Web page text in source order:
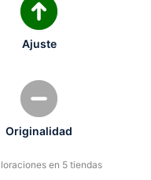
Ajuste
Originalidad
en 5 tiendas